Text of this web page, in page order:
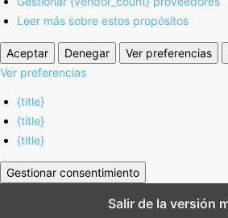
Leer más sobre estos propósitos
Aceptar Denegar Ver preferencias
Ver preferencias
{title}
{title}
{title}
Gestionar consentimiento
Salir de la versión